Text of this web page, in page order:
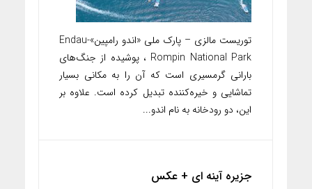
توریست مالزی – پارک ملی «اندو رامپین»Endau-
Rompin National Park ، پوشیده از جنگ‌های
بارانی گرمسیری است که آن را به مکانی بسیار
تماشایی و خیره‌کننده تبدیل کرده است. علاوه بر
این، دو رودخانه به نام اندو...
جزیره آینه ای + عکس